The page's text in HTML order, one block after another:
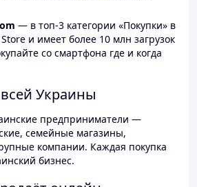
— в топ-3 категории «Покупки» в
и имеет более 10 млн загрузок
со смартфона где и когда
Украины
предприниматели —
семейные магазины,
компании. Каждая покупка
бизнес.